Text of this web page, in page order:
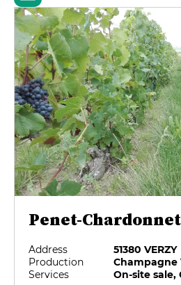
Penet-Chardonnet
Address
51380 VERZY
Production
Champagne
Services
On-site sale,